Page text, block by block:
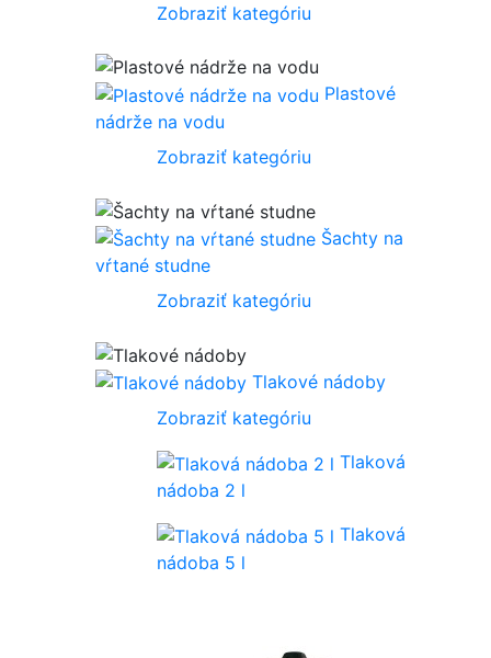
Zobraziť kategóriu
Plastové
nádrže na vodu
Zobraziť kategóriu
Šachty na
vŕtané studne
Zobraziť kategóriu
Tlakové nádoby
Zobraziť kategóriu
Tlaková
nádoba 2 l
Tlaková
nádoba 5 l